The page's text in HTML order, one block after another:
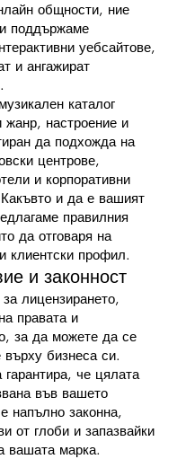
общности, ние
поддържаме
уебсайтове,
и ангажират
каталог
настроение и
да подхожда на
центрове,
и корпоративни
и да е вашият
правилния
да отговаря на
клиентски профил.
и законност
лицензирането,
правата и
за да можете да се
върху бизнеса си.
че цялата
във вашето
напълно законна,
от глоби и запазвайки
вашата марка.